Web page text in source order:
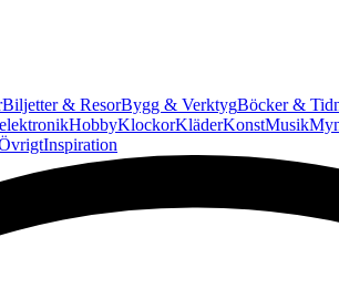
Biljetter & ResorBygg & VerktygBöcker &
HobbyKlockorKläderKonstMusik
Inspiration